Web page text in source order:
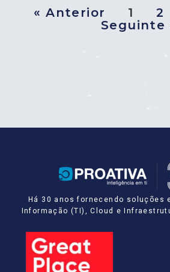
« Anterior 1 2
Seguinte
Há 30 anos fornecendo soluções
Informação (TI), Cloud e